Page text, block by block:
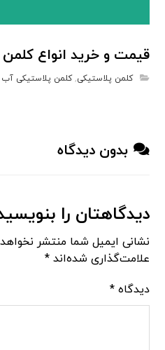
قیمت و خرید انواع
کلمن پلاستیکی,کلمن پلاستیکی آب
بدون دیدگاه
دیدگاهتان را
نشانی ایمیل شما منتشر
علامت‌گذاری شده‌اند*
دیدگاه*